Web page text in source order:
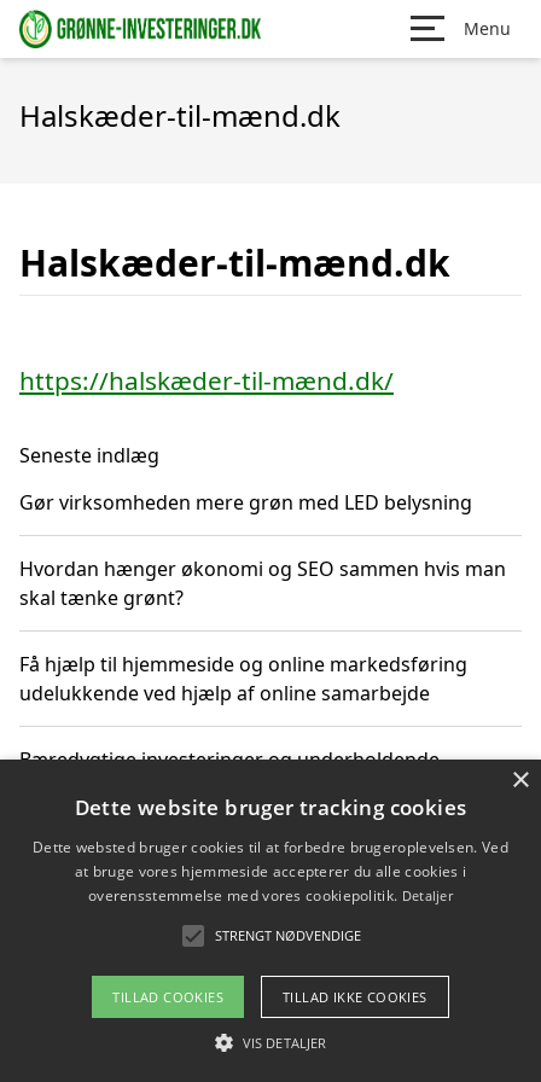
Menu
Halskæder-til-mænd.dk
Halskæder-til-mænd.dk
https://halskæder-til-mænd.dk/
Seneste indlæg
Gør virksomheden mere grøn med LED belysning
Hvordan hænger økonomi og SEO sammen hvis man
skal tænke grønt?
Få hjælp til hjemmeside og online markedsføring
udelukkende ved hjælp af online samarbejde
Bæredygtige investeringer og underholdende
Sådan kan online møder for virksomheder fremme
grønne investeringer
Copyright 2026 - Pilanto Aps
Om / kontakt
×
Dette website bruger tracking cookies
Dette websted bruger cookies til at forbedre brugeroplevelsen. Ved
at bruge vores hjemmeside accepterer du alle cookies i
overensstemmelse med vores cookiepolitik. Detaljer
STRENGT NØDVENDIGE
TILLAD COOKIES TILLAD IKKE COOKIES
VIS DETALJER